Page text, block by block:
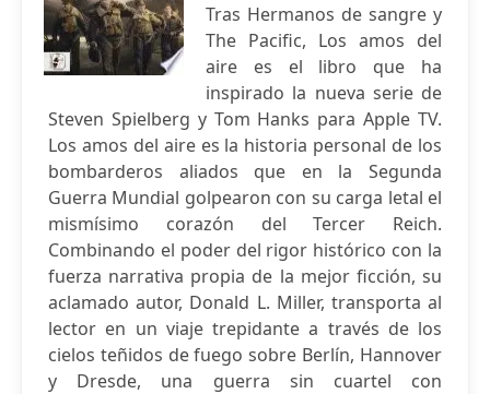
Tras Hermanos de sangre y
The Pacific, Los amos del
aire es el libro que ha
inspirado la nueva serie de
Steven Spielberg y Tom Hanks para Apple TV.
Los amos del aire es la historia personal de los
bombarderos aliados que en la Segunda
Guerra Mundial golpearon con su carga letal el
mismísimo corazón del Tercer Reich.
Combinando el poder del rigor histórico con la
fuerza narrativa propia de la mejor ficción, su
aclamado autor, Donald L. Miller, transporta al
lector en un viaje trepidante a través de los
cielos teñidos de fuego sobre Berlín, Hannover
y Dresde, una guerra sin cuartel con